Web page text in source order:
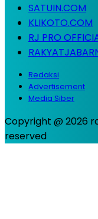
SATUIN.COM
KLIKOTO.COM
RJ PRO
Redaksi
Advertisement
Media Siber
Copyright @ 2026
reserved